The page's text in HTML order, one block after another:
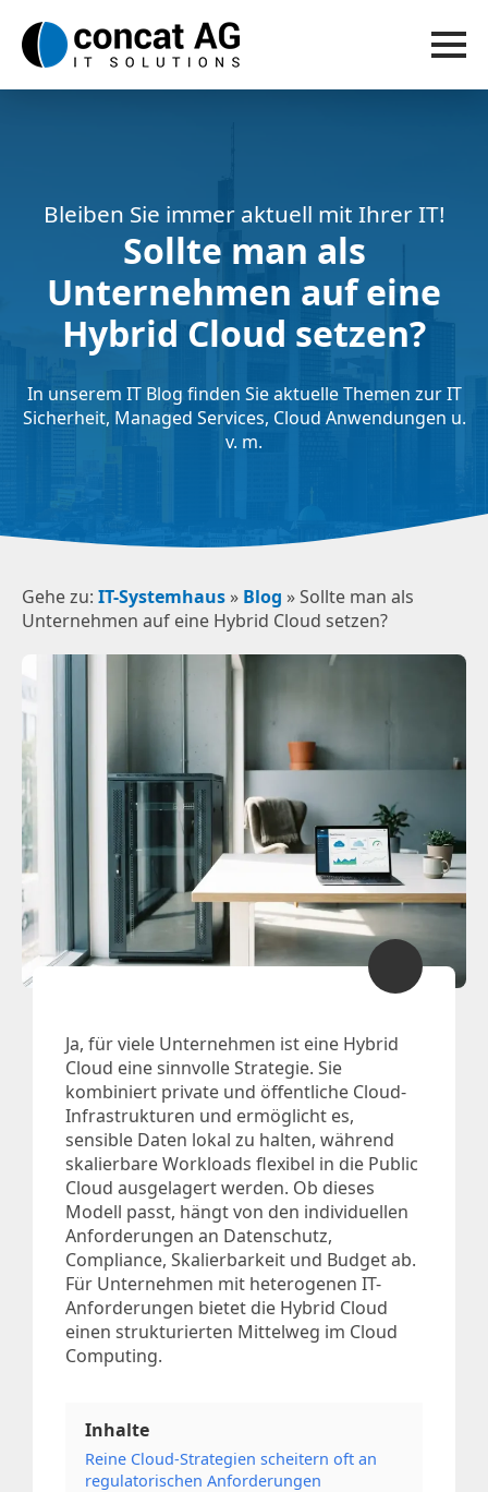
Bleiben Sie immer aktuell mit Ihrer IT!
Sollte man als
Unternehmen auf eine
Hybrid Cloud setzen?
In unserem IT Blog finden Sie aktuelle Themen zur IT
Sicherheit, Managed Services, Cloud Anwendungen u.
v. m.
Gehe zu: IT-Systemhaus » Blog »Sollte man als
Unternehmen auf eine Hybrid Cloud setzen?
Ja, für viele Unternehmen ist eine Hybrid
Cloud eine sinnvolle Strategie. Sie
kombiniert private und öffentliche Cloud-
Infrastrukturen und ermöglicht es,
sensible Daten lokal zu halten, während
skalierbare Workloads flexibel in die Public
Cloud ausgelagert werden. Ob dieses
Modell passt, hängt von den individuellen
Anforderungen an Datenschutz,
Compliance, Skalierbarkeit und Budget ab.
Für Unternehmen mit heterogenen IT-
Anforderungen bietet die Hybrid Cloud
einen strukturierten Mittelweg im Cloud
Computing.
Inhalte
Reine Cloud-Strategien scheitern oft an
regulatorischen Anforderungen